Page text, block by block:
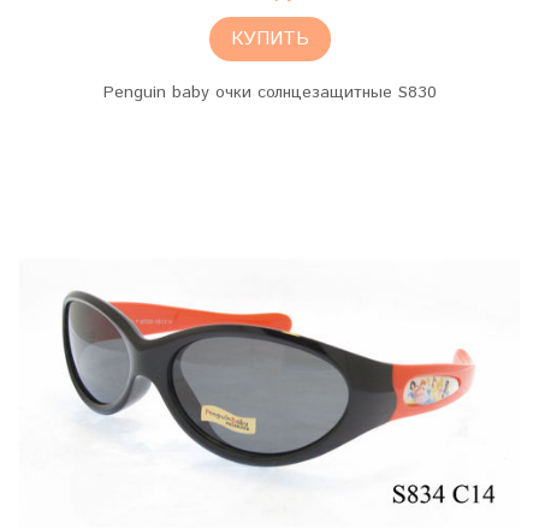
КУПИТЬ
Penguin baby очки солнцезащитные S830